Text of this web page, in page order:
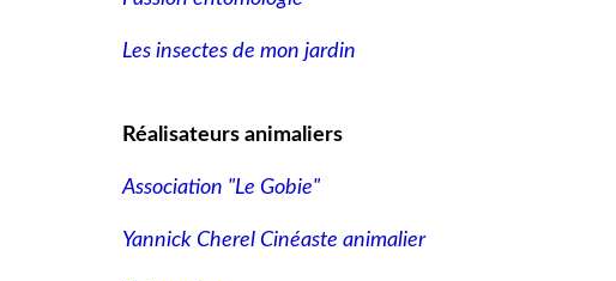
Les insectes de mon jardin
Réalisateurs animaliers
Association "Le Gobie"
Yannick Cherel Cinéaste animalier